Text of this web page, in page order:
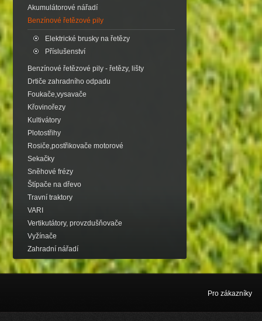
Akumulátorové nářadí
Benzínové řetězové pily
Elektrické brusky na řetězy
Příslušenství
Benzínové řetězové pily - řetězy, lišty
Drtiče zahradního odpadu
Foukače,vysavače
Křovinořezy
Kultivátory
Plotostřihy
Rosiče,postřikovače motorové
Sekačky
Sněhové frézy
Štípače na dřevo
Travní traktory
VARI
Vertikutátory, provzdušňovače
Vyžínače
Zahradní nářadí
Pro zákazníky